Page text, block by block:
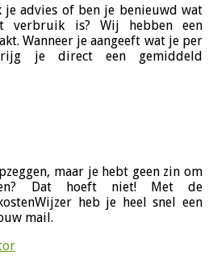
je advies of ben je benieuwd wat
verbruik is? Wij hebben een
Wanneer je aangeeft wat je per
je direct een gemiddeld
maar je hebt geen zin om
Dat hoeft niet! Met de
heb je heel snel een
mail.